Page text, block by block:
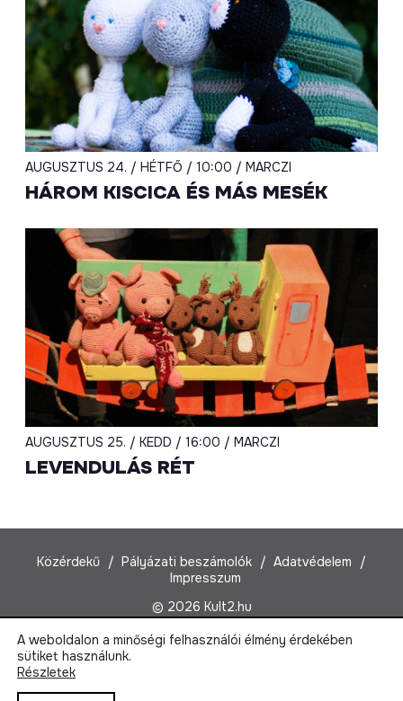
AUGUSZTUS 24. / HÉTFŐ / 10:00 / MARCZI
HÁROM KISCICA ÉS MÁS MESÉK
AUGUSZTUS 25. / KEDD / 16:00 / MARCZI
LEVENDULÁS RÉT
Közérdekű Pályázati beszámolók
Adatvédelem
Impresszum
© 2026 Kult2.hu
Kult2 Nonprofit Kft.
1022 Budapest, Marczibányi tér 5/A
A weboldalon a minőségi felhasználói élmény érdekében
sütiket használunk.
Részletek